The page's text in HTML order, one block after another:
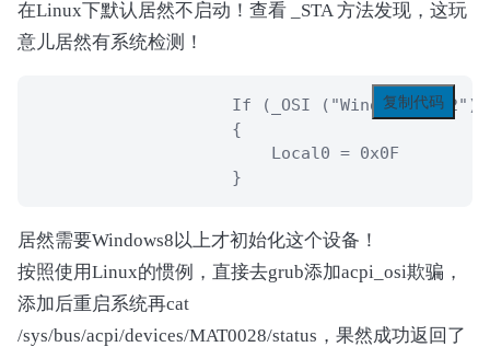
                        Local0 = 0x0F
                    }
                Return (Local0)
Method (_INI, 0, NotSerialized)
            }
            Method (SQTY, 0, NotSerialized)
            {
                If ((DRVS == Zero))
在Linux下默认居然不启动！查看 _STA 方法发现，这玩
意儿居然有系统检测！
复制代码
                    If (_OSI ("Windows 2012"))
                    {
                        Local0 = 0x0F
                    }
居然需要Windows8以上才初始化这个设备！
按照使用Linux的惯例，直接去grub添加acpi_osi欺骗，
添加后重启系统再cat
/sys/bus/acpi/devices/MAT0028/status，果然成功返回了